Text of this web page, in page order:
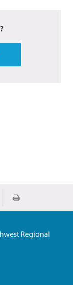
via EmailImprimir
Regional